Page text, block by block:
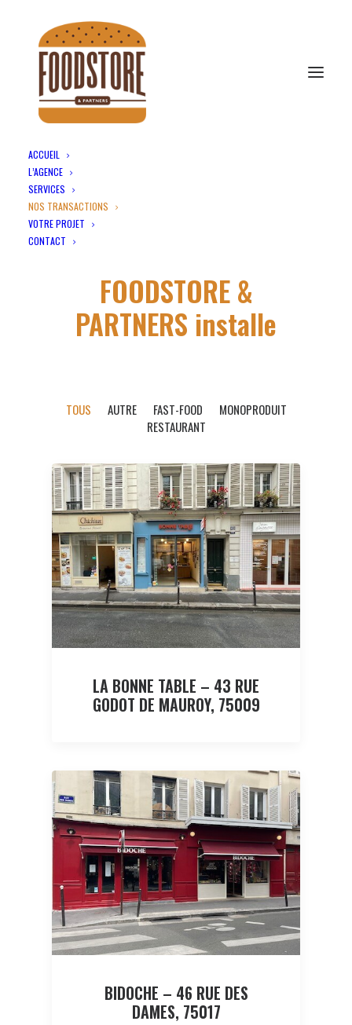
ACCUEIL
L’AGENCE
SERVICES
NOS TRANSACTIONS
VOTRE PROJET
CONTACT
Accueil
FOODSTORE &
PARTNERS installe
TOUS AUTRE FAST-FOOD
MONOPRODUIT
RESTAURANT
LA BONNE TABLE – 43 RUE
GODOT DE MAUROY, 75009
BIDOCHE – 46 RUE DES
DAMES, 75017